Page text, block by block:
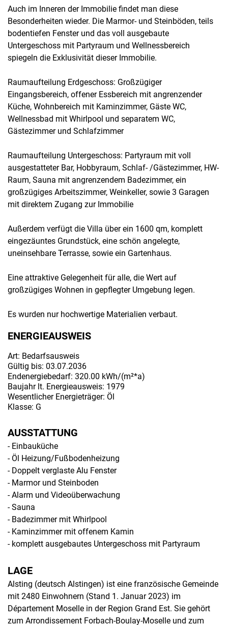
Auch im Inneren der Immobilie findet man diese
Besonderheiten wieder. Die Marmor- und Steinböden, teils
bodentiefen Fenster und das voll ausgebaute
Untergeschoss mit Partyraum und Wellnessbereich
spiegeln die Exklusivität dieser Immobilie.
Raumaufteilung Erdgeschoss: Großzügiger
Eingangsbereich, offener Essbereich mit angrenzender
Küche, Wohnbereich mit Kaminzimmer, Gäste WC,
Wellnessbad mit Whirlpool und separatem WC,
Gästezimmer und Schlafzimmer
Raumaufteilung Untergeschoss: Partyraum mit voll
ausgestatteter Bar, Hobbyraum, Schlaf- /Gästezimmer, HW-
Raum, Sauna mit angrenzendem Badezimmer, ein
großzügiges Arbeitszimmer, Weinkeller, sowie 3 Garagen
mit direktem Zugang zur Immobilie
Außerdem verfügt die Villa über ein 1600 qm, komplett
eingezäuntes Grundstück, eine schön angelegte,
uneinsehbare Terrasse, sowie ein Gartenhaus.
Eine attraktive Gelegenheit für alle, die Wert auf
großzügiges Wohnen in gepflegter Umgebung legen.
Es wurden nur hochwertige Materialien verbaut.
ENERGIEAUSWEIS
Art: Bedarfsausweis
Gültig bis: 03.07.2036
Endenergiebedarf: 320.00 kWh/(m²*a)
Baujahr lt. Energieausweis: 1979
Wesentlicher Energieträger: Öl
Klasse: G
AUSSTATTUNG
- Einbauküche
- Öl Heizung/Fußbodenheizung
- Doppelt verglaste Alu Fenster
- Marmor und Steinboden
- Alarm und Videoüberwachung
- Sauna
- Badezimmer mit Whirlpool
- Kaminzimmer mit offenem Kamin
- komplett ausgebautes Untergeschoss mit Partyraum
LAGE
Alsting (deutsch Alstingen) ist eine französische Gemeinde
mit 2480 Einwohnern (Stand 1. Januar 2023) im
Département Moselle in der Region Grand Est. Sie gehört
zum Arrondissement Forbach-Boulay-Moselle und zum